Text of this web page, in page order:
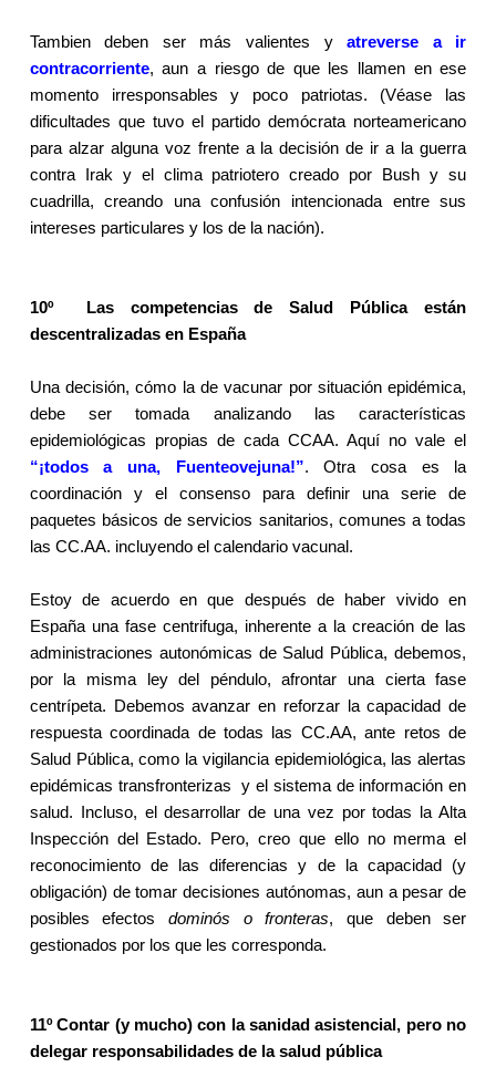
Tambien deben ser más valientes yatreverse a ir
contracorriente, aun a riesgo de que les llamen en ese
momento irresponsables y poco patriotas. (Véase las
dificultades que tuvo el partido demócrata norteamericano
para alzar alguna voz frente a la decisión de ir a la guerra
contra Irak y el clima patriotero creado por Bush y su
cuadrilla, creando una confusión intencionada entre sus
intereses particulares y los de la nación).
10º
Las competencias de Salud Pública están
descentralizadas en España
Una decisión, cómo la de vacunar por situación epidémica,
debe ser tomada analizando las características
epidemiológicas propias de cada CCAA. Aquí no vale el
“¡todos a una, Fuenteovejuna!”. Otra cosa es la
coordinación y el consenso para definir una serie de
paquetes básicos de servicios sanitarios, comunes a todas
las CC.AA. incluyendo el calendario vacunal.
Estoy de acuerdo en que después de haber vivido en
España una fase centrifuga, inherente a la creación de las
administraciones autonómicas de Salud Pública, debemos,
por la misma ley del péndulo, afrontar una cierta fase
centrípeta. Debemos avanzar en reforzar la capacidad de
respuesta coordinada de todas las CC.AA, ante retos de
Salud Pública, como la vigilancia epidemiológica, las alertas
epidémicas transfronterizas
y el sistema de información en
salud. Incluso, el desarrollar de una vez por todas
la Alta
Inspeccióndel Estado. Pero, creo que ello no merma el
reconocimiento de las diferencias y de la capacidad (y
obligación) de tomar decisiones autónomas, aun a pesar de
posibles efectosdominós o fronteras, que deben ser
gestionados por los que les corresponda.
11º Contar (y mucho) con la sanidad asistencial, pero no
delegar responsabilidades de la salud pública